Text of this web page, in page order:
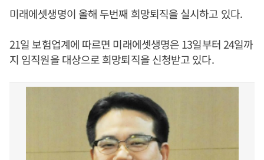
미래에셋생명이 올해 두번째 희망퇴직을 실시하고 있다.
21일 보험업계에 따르면 미래에셋생명은 13일부터 24일까
지 임직원을 대상으로 희망퇴직을 신청받고 있다.